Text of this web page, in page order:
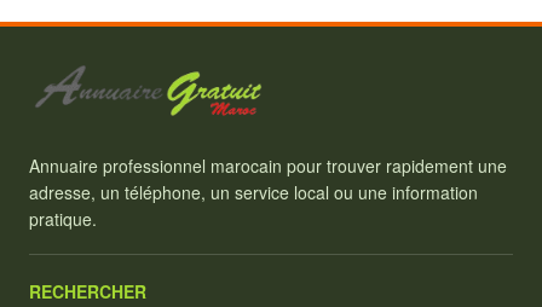
Annuaire professionnel marocain pour trouver rapidement une
adresse, un téléphone, un service local ou une information
pratique.
RECHERCHER